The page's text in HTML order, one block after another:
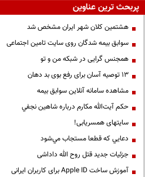
پربحث ترین عناوین
هشتمین کلان شهر ایران مشخص شد
سوابق بیمه شدگان روی سایت تامین اجتماعی
همجنس گرایی در شبکه من و تو
13 توصیه آسان برای رفع بوی بد دهان
مشاهده سامانه آنلاين سوابق بیمه
حكم آيت‌الله مكارم درباره شاهين نجفي
سایتهای همسریابی!
دعايي كه قطعا مستجاب مي‌شود
جزئیات جدید قتل روح الله داداشی
آموزش ساخت Apple ID برای کاربران ایرانی